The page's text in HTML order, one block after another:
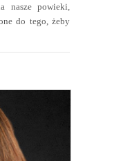
nasze powieki,
do tego, żeby